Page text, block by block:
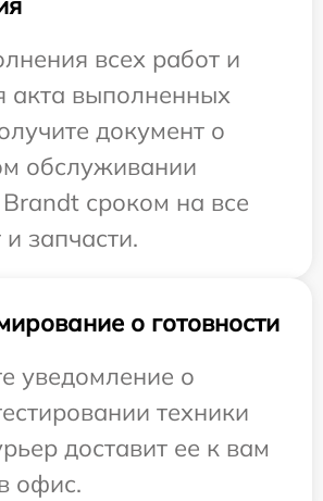
всех работ и
акта выполненных
документ о
обслуживании
Brandt сроком на все
запчасти.
о готовности
уведомление о
техники
доставит ее к вам
офис.